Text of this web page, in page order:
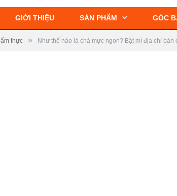
GIỚI THIỆU SẢN PHẨM GÓC
ẩm thực » Như thế nào là chả mực ngon? Bật mí địa chỉ